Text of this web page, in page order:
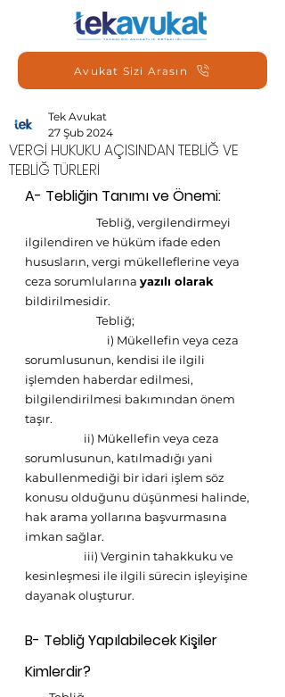
Avukat Sizi Arasın
VERGİ HUKUKU AÇISINDAN TEBLİĞ VE
TEBLİĞ TÜRLERİ
Tek Avukat
27 Şub 2024
A- Tebliğin Tanımı ve Önemi:
Tebliğ, vergilendirmeyi
ilgilendiren ve hüküm ifade eden
hususların, vergi mükelleflerine veya
ceza sorumlularına yazılı olarak
bildirilmesidir.
Tebliğ;
i) Mükellefin veya ceza
sorumlusunun, kendisi ile ilgili
işlemden haberdar edilmesi,
bilgilendirilmesi bakımından önem
taşır.
ii) Mükellefin veya ceza
sorumlusunun, katılmadığı yani
kabullenmediği bir idari işlem söz
konusu olduğunu düşünmesi halinde,
hak arama yollarına başvurmasına
imkan sağlar.
iii) Verginin tahakkuku ve
kesinleşmesi ile ilgili sürecin işleyişine
dayanak oluşturur.
B- Tebliğ Yapılabilecek Kişiler
Kimlerdir?